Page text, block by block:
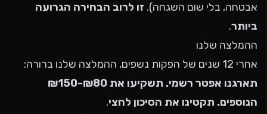
אבטחה, בלי שום השגחה). זו לרוב הבחירה הגרועה
ביותר.
ההמלצה שלנו
אחרי 12 שנים של הפקות נשפים, ההמלצה שלנו ברורה:
תארגנו אפטר רשמי. תשקיעו את ₪80-₪150
הנוספים. תקטינו את הסיכון לחצי.